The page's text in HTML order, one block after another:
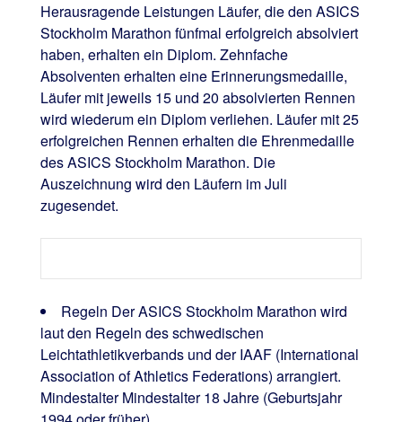
Herausragende Leistungen Läufer, die den ASICS
Stockholm Marathon fünfmal erfolgreich absolviert
haben, erhalten ein Diplom. Zehnfache
Absolventen erhalten eine Erinnerungsmedaille,
Läufer mit jeweils 15 und 20 absolvierten Rennen
wird wiederum ein Diplom verliehen. Läufer mit 25
erfolgreichen Rennen erhalten die Ehrenmedaille
des ASICS Stockholm Marathon. Die
Auszeichnung wird den Läufern im Juli
zugesendet.
Regeln Der ASICS Stockholm Marathon wird
laut den Regeln des schwedischen
Leichtathletikverbands und der IAAF (International
Association of Athletics Federations) arrangiert.
Mindestalter Mindestalter 18 Jahre (Geburtsjahr